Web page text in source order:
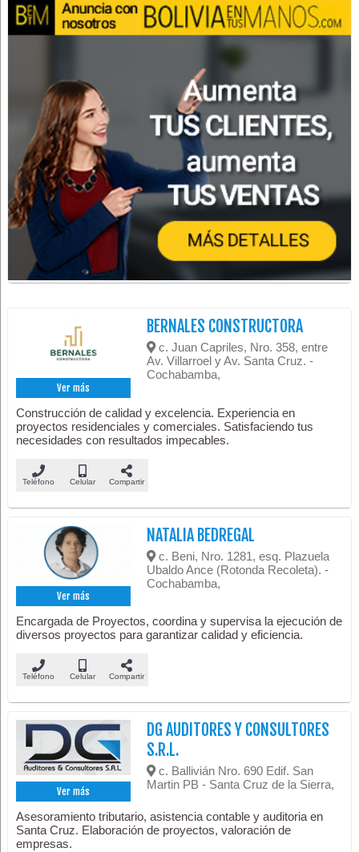
Ver más
BERNALES CONSTRUCTORA
c. Juan Capriles, Nro. 358, entre
Av. Villarroel y Av. Santa Cruz. -
Cochabamba,
Construcción de calidad y excelencia. Experiencia en
proyectos residenciales y comerciales. Satisfaciendo tus
necesidades con resultados impecables.
Teléfono Celular Compartir
Ver más
NATALIA BEDREGAL
c. Beni, Nro. 1281, esq. Plazuela
Ubaldo Ance (Rotonda Recoleta). -
Cochabamba,
Encargada de Proyectos, coordina y supervisa la ejecución de
diversos proyectos para garantizar calidad y eficiencia.
Teléfono Celular Compartir
Ver más
DG AUDITORES Y CONSULTORES
S.R.L.
c. Ballivián Nro. 690 Edif. San
Martin PB - Santa Cruz de la Sierra,
Asesoramiento tributario, asistencia contable y auditoria en
Santa Cruz. Elaboración de proyectos, valoración de
empresas.